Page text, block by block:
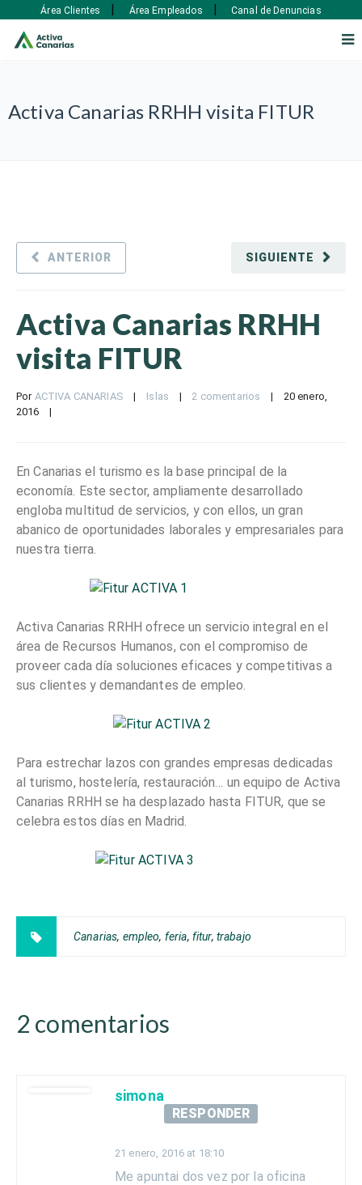
Activa Canarias RRHH visita FITUR
SIGUIENTE
ANTERIOR
Activa Canarias RRHH
visita FITUR
Por ACTIVA CANARIAS | Islas | 2 comentarios |
20 enero,
2016 |
En Canarias el turismo es la base principal de la
economía. Este sector, ampliamente desarrollado
engloba multitud de servicios, y con ellos, un gran
abanico de oportunidades laborales y empresariales para
nuestra tierra.
Activa Canarias RRHH ofrece un servicio integral en el
área de Recursos Humanos, con el compromiso de
proveer cada día soluciones eficaces y competitivas a
sus clientes y demandantes de empleo.
Para estrechar lazos con grandes empresas dedicadas
al turismo, hostelería, restauración… un equipo de Activa
Canarias RRHH se ha desplazado hasta FITUR, que se
celebra estos días en Madrid.
Canarias, empleo, feria, fitur, trabajo
2 comentarios
simona
RESPONDER
21 enero, 2016 at 18:10
Me apuntai dos vez por la oficina
Área Clientes | Área Empleados | Canal de Denuncias